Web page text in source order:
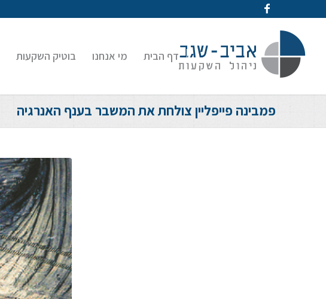
דף הבית מי אנחנו בוטיק השקעות
פמבינה פייפליין צולחת את המשבר בענף האנרגיה